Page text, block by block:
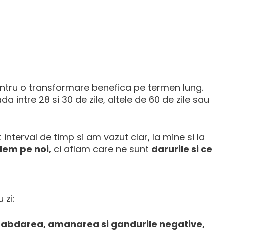
o transformare benefica pe termen lung.
intre 28 si 30 de zile, altele de 60 de zile sau
de timp si am vazut clar, la mine si la
pe noi, ci aflam care ne sunt darurile si ce
zi:
amanarea si gandurile negative,